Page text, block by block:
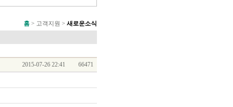
홈 > 고객지원 > 새로운소식
2015-07-26 22:41 66471